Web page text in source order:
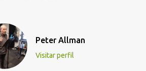
Peter Allman
Visitar perfil